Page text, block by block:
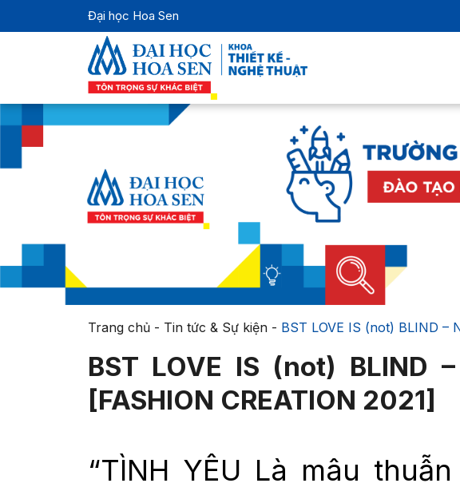
Đại học Hoa Sen
Trang chủ- Tin tức & Sự kiện- BST LOVE IS (not) BLIND –
BST LOVE IS (not) BLIND
[FASHION CREATION 2021]
“TÌNH YÊU Là mâu